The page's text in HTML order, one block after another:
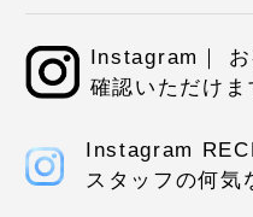
Instagram｜
確認いただけま
Instagram
スタッフの何気